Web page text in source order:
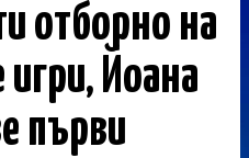
отборно на
игри, Йоана
първи